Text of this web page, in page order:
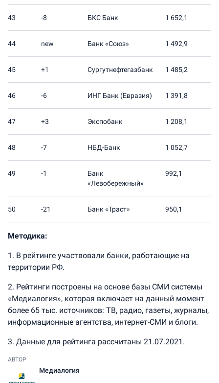
43 -8 БКС Банк 1 652,1
44 new Банк «Союз» 1 492,9
45 +1 Сургутнефтегазбанк 1 485,2
46 -6 ИНГ Банк (Евразия) 1 391,8
47 +3 Экспобанк 1 208,1
48 -7 НБД-Банк 1 052,7
49 -1
Банк
«Левобережный»
992,1
50 -21 Банк «Траст» 950,1
Методика:
1. В рейтинге участвовали банки, работающие на
территории РФ.
2. Рейтинги построены на основе базы СМИ системы
«Медиалогия», которая включает на данный момент
более 65 тыс. источников: ТВ, радио, газеты, журналы,
информационные агентства, интернет-СМИ и блоги.
3. Данные для рейтинга рассчитаны 21.07.2021.
АВТОР
Медиалогия